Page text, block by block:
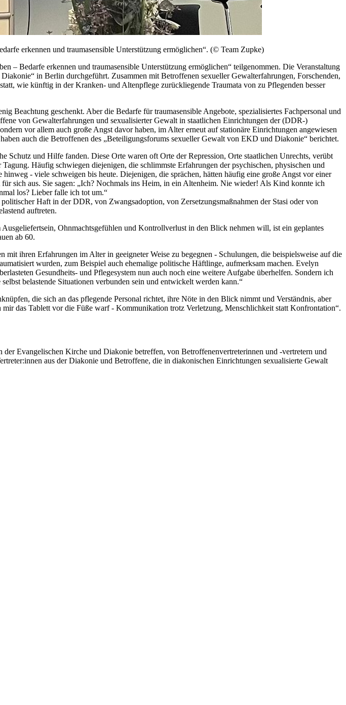
erkennen und traumasensible Unterstützung ermöglichen“. (© Team Zupke)
– Bedarfe erkennen und traumasensible Unterstützung ermöglichen“ teilgenommen. Die Veranstaltung
in Berlin durchgeführt. Zusammen mit Betroffenen sexueller Gewalterfahrungen, Forschenden,
wie künftig in der Kranken- und Altenpflege zurückliegende Traumata von zu Pflegenden besser
Beachtung geschenkt. Aber die Bedarfe für traumasensible Angebote, spezialisiertes Fachpersonal und
von Gewalterfahrungen und sexualisierter Gewalt in staatlichen Einrichtungen der (DDR-)
vor allem auch große Angst davor haben, im Alter erneut auf stationäre Einrichtungen angewiesen
auch die Betroffenen des „Beteiligungsforums sexueller Gewalt von EKD und Diakonie“ berichtet.
und Hilfe fanden. Diese Orte waren oft Orte der Repression, Orte staatlichen Unrechts, verübt
Häufig schwiegen diejenigen, die schlimmste Erfahrungen der psychischen, physischen und
- viele schweigen bis heute. Diejenigen, die sprächen, hätten häufig eine große Angst vor einer
sich aus. Sie sagen: „Ich? Nochmals ins Heim, in ein Altenheim. Nie wieder! Als Kind konnte ich
los? Lieber falle ich tot um.“
Haft in der DDR, von Zwangsadoption, von Zersetzungsmaßnahmen der Stasi oder von
auftreten.
Ohnmachtsgefühlen und Kontrollverlust in den Blick nehmen will, ist ein geplantes
ab 60.
ihren Erfahrungen im Alter in geeigneter Weise zu begegnen - Schulungen, die beispielsweise auf die
wurden, zum Beispiel auch ehemalige politische Häftlinge, aufmerksam machen. Evelyn
Gesundheits- und Pflegesystem nun auch noch eine weitere Aufgabe überhelfen. Sondern ich
belastende Situationen verbunden sein und entwickelt werden kann.“
die sich an das pflegende Personal richtet, ihre Nöte in den Blick nimmt und Verständnis, aber
das Tablett vor die Füße warf - Kommunikation trotz Verletzung, Menschlichkeit statt Konfrontation“.
Evangelischen Kirche und Diakonie betreffen, von Betroffenenvertreterinnen und -vertretern und
aus der Diakonie und Betroffene, die in diakonischen Einrichtungen sexualisierte Gewalt